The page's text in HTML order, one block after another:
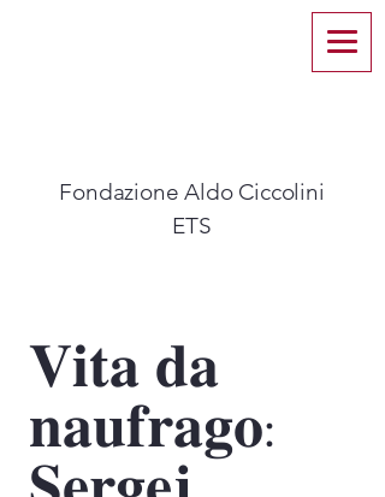
Fondazione Aldo Ciccolini
ETS​
𝐕𝐢𝐭𝐚 𝐝𝐚
𝐧𝐚𝐮𝐟𝐫𝐚𝐠𝐨: